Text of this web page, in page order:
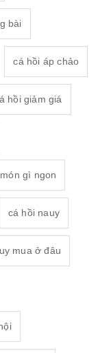
bài
cá hồi áp chảo
hồi giảm giá
gì ngon
cá hồi nauy
mua ở đâu